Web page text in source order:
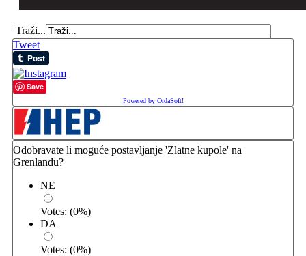
Traži...
Tweet
Save
Powered by OrdaSoft!
Odobravate li moguće postavljanje 'Zlatne kupole' na
Grenlandu?
NE
Votes: (0%)
DA
Votes: (0%)